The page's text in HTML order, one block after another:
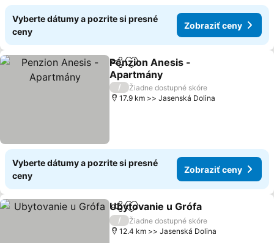
Vyberte dátumy a pozrite si presné
ceny
Zobraziť ceny
ZdieľaťPridať do obľúbených
Penzion Anesis -
Apartmány
/
Žiadne dostupné skóre
17.9 km >> Jasenská Dolina
Vyberte dátumy a pozrite si presné
ceny
Zobraziť ceny
ZdieľaťPridať do obľúbených
Ubytovanie u Grófa
/
Žiadne dostupné skóre
12.4 km >> Jasenská Dolina